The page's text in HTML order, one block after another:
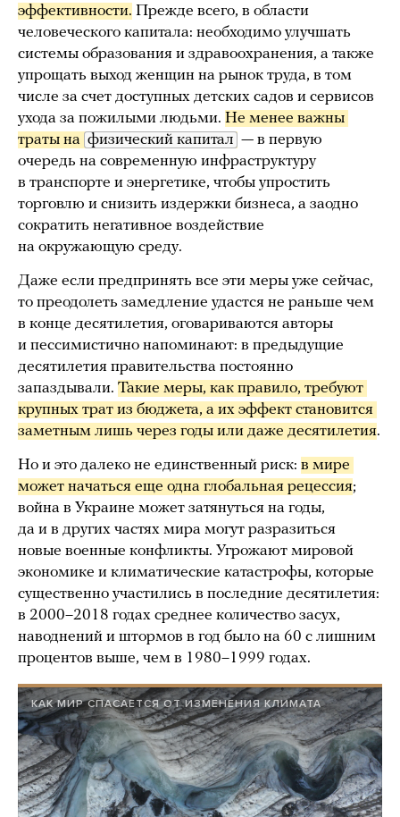
эффективности. Прежде всего, в области
человеческого капитала: необходимо улучшать
системы образования и здравоохранения, а также
упрощать выход женщин на рынок труда, в том
числе за счет доступных детских садов и сервисов
ухода за пожилыми людьми. Не менее важны
траты на физический капитал — в первую
очередь на современную инфраструктуру
в транспорте и энергетике, чтобы упростить
торговлю и снизить издержки бизнеса, а заодно
сократить негативное воздействие
на окружающую среду.
Даже если предпринять все эти меры уже сейчас,
то преодолеть замедление удастся не раньше чем
в конце десятилетия, оговариваются авторы
и пессимистично напоминают: в предыдущие
десятилетия правительства постоянно
запаздывали. Такие меры, как правило, требуют
крупных трат из бюджета, а их эффект становится
заметным лишь через годы или даже десятилетия.
Но и это далеко не единственный риск: в мире
может начаться еще одна глобальная рецессия;
война в Украине может затянуться на годы,
да и в других частях мира могут разразиться
новые военные конфликты. Угрожают мировой
экономике и климатические катастрофы, которые
существенно участились в последние десятилетия:
в 2000–2018 годах среднее количество засух,
наводнений и штормов в год было на 60 с лишним
процентов выше, чем в 1980–1999 годах.
КАК МИР СПАСАЕТСЯ ОТ ИЗМЕНЕНИЯ КЛИМАТА